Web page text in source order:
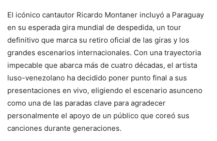
El icónico cantautor Ricardo Montaner incluyó a Paraguay
en su esperada gira mundial de despedida, un tour
definitivo que marca su retiro oficial de las giras y los
grandes escenarios internacionales. Con una trayectoria
impecable que abarca más de cuatro décadas, el artista
luso-venezolano ha decidido poner punto final a sus
presentaciones en vivo, eligiendo el escenario asunceno
como una de las paradas clave para agradecer
personalmente el apoyo de un público que coreó sus
canciones durante generaciones.